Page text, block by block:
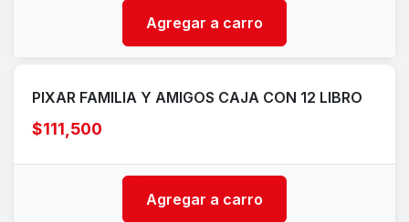
Agregar a carro
PIXAR FAMILIA Y AMIGOS CAJA CON 12 LIBRO
$111,500
Agregar a carro